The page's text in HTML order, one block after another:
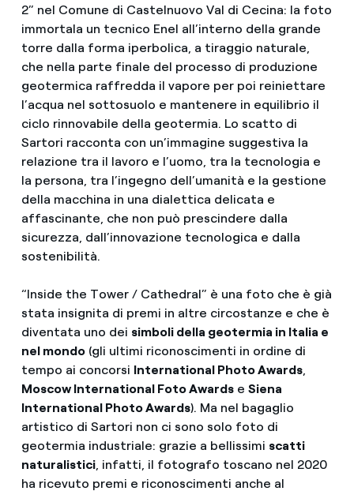
2” nel Comune di Castelnuovo Val di Cecina: la foto
immortala un tecnico Enel all’interno della grande
torre dalla forma iperbolica, a tiraggio naturale,
che nella parte finale del processo di produzione
geotermica raffredda il vapore per poi reiniettare
l’acqua nel sottosuolo e mantenere in equilibrio il
ciclo rinnovabile della geotermia. Lo scatto di
Sartori racconta con un’immagine suggestiva la
relazione tra il lavoro e l’uomo, tra la tecnologia e
la persona, tra l’ingegno dell’umanità e la gestione
della macchina in una dialettica delicata e
affascinante, che non può prescindere dalla
sicurezza, dall’innovazione tecnologica e dalla
sostenibilità.
“Inside the Tower / Cathedral” è una foto che è già
stata insignita di premi in altre circostanze e che è
diventata uno dei simboli della geotermia in Italia e
nel mondo(gli ultimi riconoscimenti in ordine di
tempo ai concorsi International Photo Awards,
Moscow International Foto Awardse Siena
International Photo Awards). Ma nel bagaglio
artistico di Sartori non ci sono solo foto di
geotermia industriale: grazie a bellissimi scatti
naturalistici, infatti, il fotografo toscano nel 2020
ha ricevuto premi e riconoscimenti anche al